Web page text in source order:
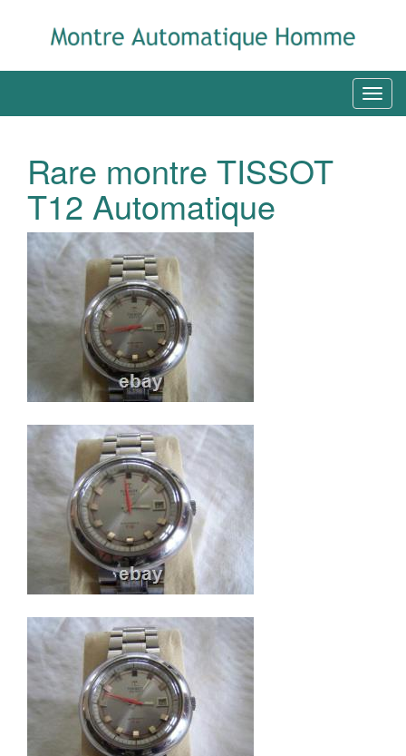
Rare montre TISSOT
T12 Automatique